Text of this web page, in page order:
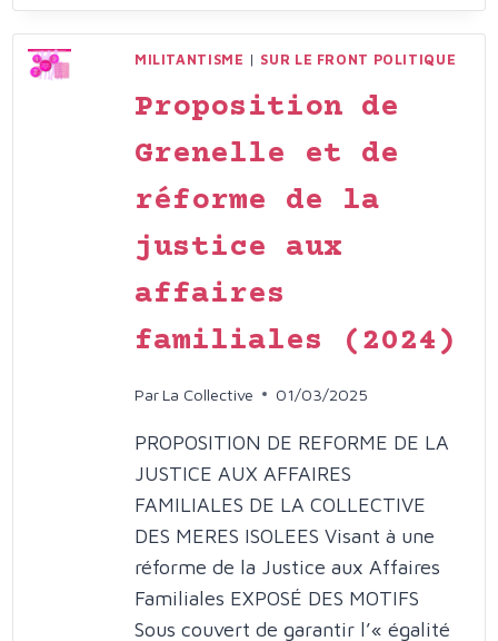
URGENCE
D’UNE
RÉFORME
MILITANTISME | SUR LE FRONT POLITIQUE
Proposition de
Grenelle et de
réforme de la
justice aux
affaires
familiales (2024)
Par La Collective 01/03/2025
PROPOSITION DE REFORME DE LA
JUSTICE AUX AFFAIRES
FAMILIALES DE LA COLLECTIVE
DES MERES ISOLEES Visant à une
réforme de la Justice aux Affaires
Familiales EXPOSÉ DES MOTIFS
Sous couvert de garantir l’« égalité